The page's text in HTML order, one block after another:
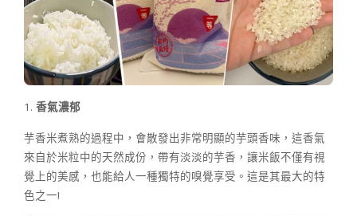
1. 香氣濃郁
芋香米煮熟的過程中，會散發出非常明顯的芋頭香味，這香氣
來自於米粒中的天然成份，帶有淡淡的芋香，讓米飯不僅有視
覺上的美感，也能給人一種獨特的嗅覺享受。這是其最大的特
色之一!